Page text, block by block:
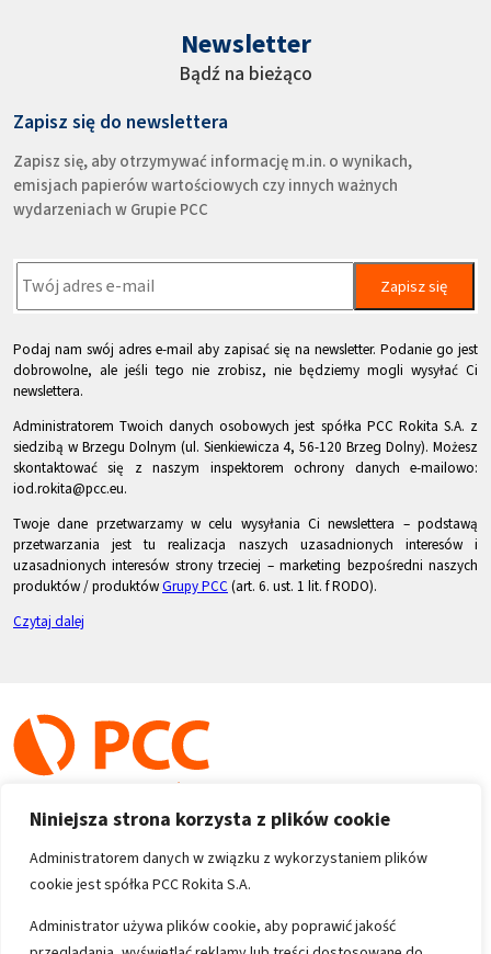
Niniejsza strona korzysta z plików cookie
Administratorem danych w związku z wykorzystaniem plików
cookie jest spółka PCC Rokita S.A.
Administrator używa plików cookie, aby poprawić jakość
Newsletter
Bądź na bieżąco
Zapisz się do newslettera
Zapisz się, aby otrzymywać informację m.in. o wynikach,
emisjach papierów wartościowych czy innych ważnych
wydarzeniach w Grupie PCC
Zapisz się
Podaj nam swój adres e-mail aby zapisać się na newsletter. Podanie go jest
dobrowolne, ale jeśli tego nie zrobisz, nie będziemy mogli wysyłać Ci
newslettera.
Administratorem Twoich danych osobowych jest spółka PCC Rokita S.A. z
siedzibą w Brzegu Dolnym (ul. Sienkiewicza 4, 56-120 Brzeg Dolny). Możesz
skontaktować się z naszym inspektorem ochrony danych e-mailowo:
iod.rokita@pcc.eu.
Twoje dane przetwarzamy w celu wysyłania Ci newslettera – podstawą
przetwarzania jest tu realizacja naszych uzasadnionych interesów i
uzasadnionych interesów strony trzeciej – marketing bezpośredni naszych
produktów / produktówGrupy PCC (art. 6. ust. 1 lit. f RODO).
Czytaj dalej
Copyright 1996-2026